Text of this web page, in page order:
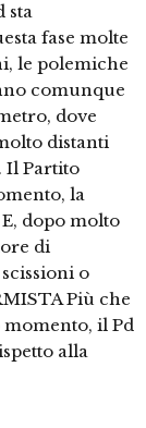
sta
fase molte
le polemiche
comunque
dove
distanti
Il Partito
la
dopo molto
di
o
Più che
il Pd
alla